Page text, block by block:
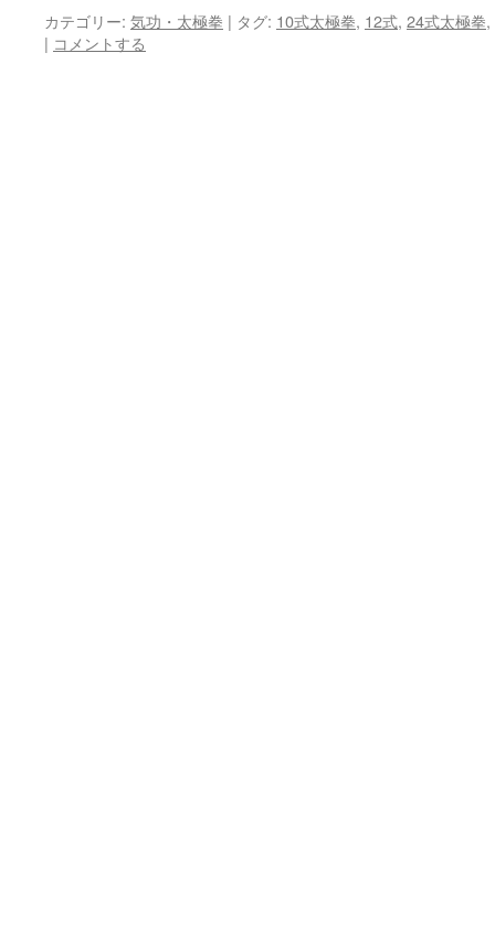
プ
カテゴリー: 気功・太極拳 | タグ: 10式太極拳, 12式, 24式太極拳,
| コメントする